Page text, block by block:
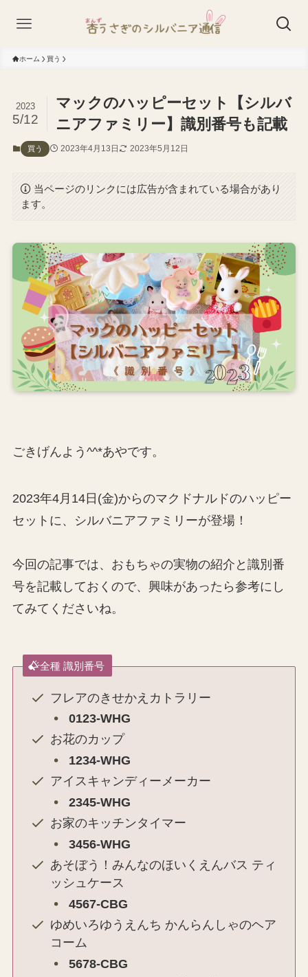
ホーム 買う
マックのハッピーセット【シルバ
ニアファミリー】識別番号も記載
2023
5/12
買う 2023年4月13日 2023年5月12日
当ページのリンクには広告が含まれている場合があり
ます。
ごきげんよう^^*あやです。
2023年4月14日(金)からのマクドナルドのハッピー
セットに、シルバニアファミリーが登場！
今回の記事では、おもちゃの実物の紹介と識別番
号を記載しておくので、興味があったら参考にし
てみてくださいね。
全種 識別番号
フレアのきせかえカトラリー
0123-WHG
お花のカップ
1234-WHG
アイスキャンディーメーカー
2345-WHG
お家のキッチンタイマー
3456-WHG
あそぼう！みんなのほいくえんバス ティ
ッシュケース
4567-CBG
ゆめいろゆうえんち かんらんしゃのヘア
コーム
5678-CBG